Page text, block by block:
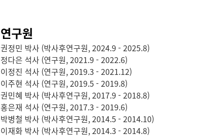
연구원
권정민 박사 (박사후연구원, 2024.9 - 2025.8)
정다은 석사 (연구원, 2021.9 - 2022.6)
이정진 석사 (연구원, 2019.3 - 2021.12)
이주현 석사 (연구원, 2019.5 - 2019.8)
권민혜 박사 (박사후연구원, 2017.9 - 2018.8)
홍은재 석사 (연구원, 2017.3 - 2019.6)
박병철 박사 (박사후연구원, 2014.5 - 2014.10)
이재화 박사 (박사후연구원, 2014.3 - 2014.8)